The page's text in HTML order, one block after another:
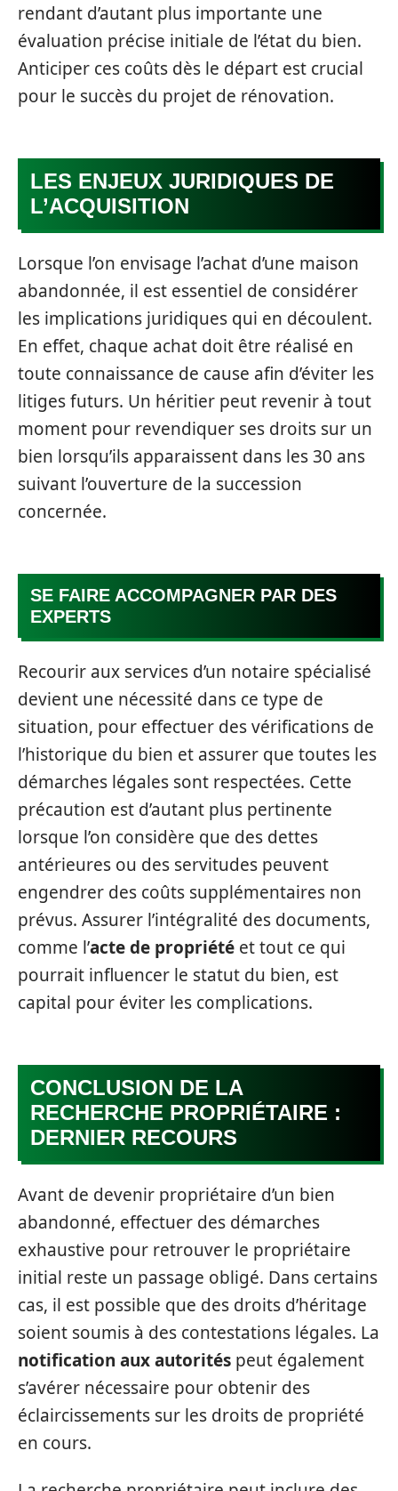
rendant d’autant plus importante une
évaluation précise initiale de l’état du bien.
Anticiper ces coûts dès le départ est crucial
pour le succès du projet de rénovation.
LES ENJEUX JURIDIQUES DE
L’ACQUISITION
Lorsque l’on envisage l’achat d’une maison
abandonnée, il est essentiel de considérer
les implications juridiques qui en découlent.
En effet, chaque achat doit être réalisé en
toute connaissance de cause afin d’éviter les
litiges futurs. Un héritier peut revenir à tout
moment pour revendiquer ses droits sur un
bien lorsqu’ils apparaissent dans les 30 ans
suivant l’ouverture de la succession
concernée.
SE FAIRE ACCOMPAGNER PAR DES
EXPERTS
Recourir aux services d’un notaire spécialisé
devient une nécessité dans ce type de
situation, pour effectuer des vérifications de
l’historique du bien et assurer que toutes les
démarches légales sont respectées. Cette
précaution est d’autant plus pertinente
lorsque l’on considère que des dettes
antérieures ou des servitudes peuvent
engendrer des coûts supplémentaires non
prévus. Assurer l’intégralité des documents,
comme l’acte de propriété et tout ce qui
pourrait influencer le statut du bien, est
capital pour éviter les complications.
CONCLUSION DE LA
RECHERCHE PROPRIÉTAIRE :
DERNIER RECOURS
Avant de devenir propriétaire d’un bien
abandonné, effectuer des démarches
exhaustive pour retrouver le propriétaire
initial reste un passage obligé. Dans certains
cas, il est possible que des droits d’héritage
soient soumis à des contestations légales. La
notification aux autorités peut également
s’avérer nécessaire pour obtenir des
éclaircissements sur les droits de propriété
en cours.